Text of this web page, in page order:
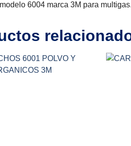
6004 marca 3M para